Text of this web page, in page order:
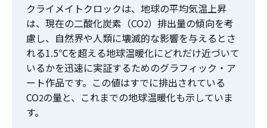
クライメイトクロックは、地球の平均気温上昇
は、現在の二酸化炭素（CO2）排出量の傾向を考
慮し、自然界や人類に壊滅的な影響を与えるとさ
れる1.5℃を超える地球温暖化にどれだけ近づいて
いるかを迅速に実証するためのグラフィック・ア
ート作品です。この値はすでに排出されている
CO2の量と、これまでの地球温暖化も示していま
す。